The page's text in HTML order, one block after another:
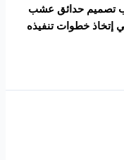
تصميم حدائق عشب
إتخاذ خطوات تنفيذه